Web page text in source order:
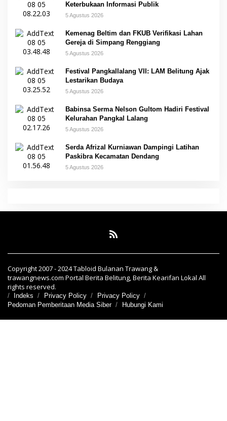
Keterbukaan Informasi Publik
5 Agustus 2026
Kemenag Beltim dan FKUB Verifikasi Lahan
Gereja di Simpang Renggiang
5 Agustus 2026
Festival Pangkallalang VII: LAM Belitung Ajak
Lestarikan Budaya
5 Agustus 2026
Babinsa Serma Nelson Gultom Hadiri Festival
Kelurahan Pangkal Lalang
5 Agustus 2026
Serda Afrizal Kurniawan Dampingi Latihan
Paskibra Kecamatan Dendang
5 Agustus 2026
Copyright 2007 - 2024 Tabloid Bulanan Trawang &
trawangnews.com Portal Berita Belitung, Berita Kearifan Lokal All
rights reserved.
Indeks Privacy Policy
Privacy Policy
Pedoman Pemberitaan Media Siber
Hubungi Kami